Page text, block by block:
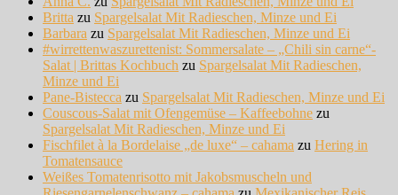
Britta zu Spargelsalat Mit Radieschen, Minze und Ei
Barbara zu Spargelsalat Mit Radieschen, Minze und Ei
#wirrettenwaszurettenist: Sommersalate – „Chili sin carne“-
Salat | Brittas Kochbuch zu Spargelsalat Mit Radieschen,
Minze und Ei
Pane-Bistecca zu Spargelsalat Mit Radieschen, Minze und Ei
Couscous-Salat mit Ofengemüse – Kaffeebohne zu
Spargelsalat Mit Radieschen, Minze und Ei
Fischfilet à la Bordelaise „de luxe“ – cahama zu Hering in
Tomatensauce
Weißes Tomatenrisotto mit Jakobsmuscheln und